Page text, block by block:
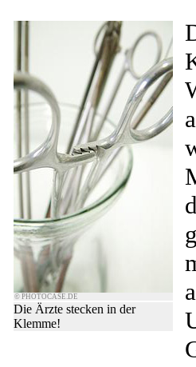
© PHOTOCASE.DE
Die Ärzte stecken in der
Klemme!